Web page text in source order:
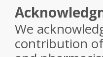
We
contribution